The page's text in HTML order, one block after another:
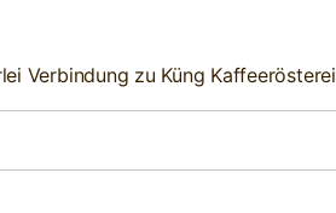
Verbindung zu Küng Kaffeerösterei